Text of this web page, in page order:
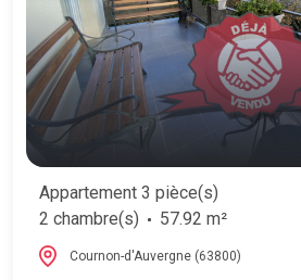
Appartement 3 pièce(s)
2 chambre(s)
57.92 m²
Cournon-d'Auvergne (63800)